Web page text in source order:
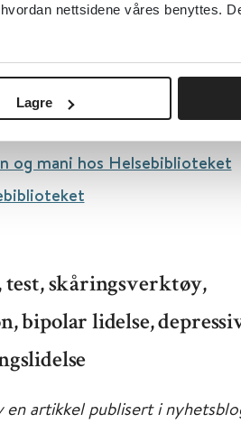
nettsidene våres benyttes.
Lagre
vurdere depresjoner. Det er
og mani hos Helsebiblioteket
test, skåringsverktøy,
bipolar lidelse,
artikkel publisert i